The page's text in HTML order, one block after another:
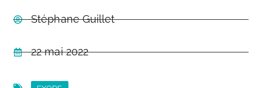
Stéphane Guillet
22 mai 2022